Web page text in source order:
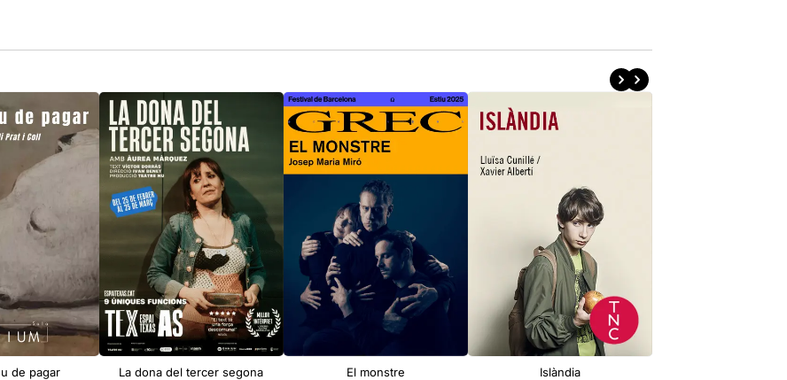
de pagar La dona del tercer segona El monstre Islàndia